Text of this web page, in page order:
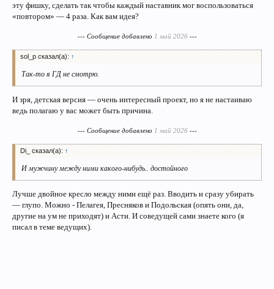
эту фишку, сделать так чтобы каждый наставник мог воспользоваться
«повтором» — 4 раза. Как вам идея?
--- Сообщение добавлено 1 май 2026---
sol_p сказал(а): ↑
Так-то я ГД не смотрю.
И зря, детская версия — очень интересный проект, но я не настаиваю
ведь полагаю у вас может быть причина.
--- Сообщение добавлено 1 май 2026---
Di_ сказал(а): ↑
И мужчину между ними какого-нибудь.. достойного
Лучше двойное кресло между ними ещё раз. Вводить и сразу убирать
— глупо. Можно - Пелагея, Пресняков и Подольская (опять они, да,
другие на ум не приходят) и Асти. И соведущей сами знаете кого (я
писал в теме ведущих).